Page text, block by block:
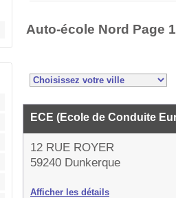
Auto-école Nord Page
ECE (Ecole de Conduite
12 RUE ROYER
59240 Dunkerque
Afficher les détails